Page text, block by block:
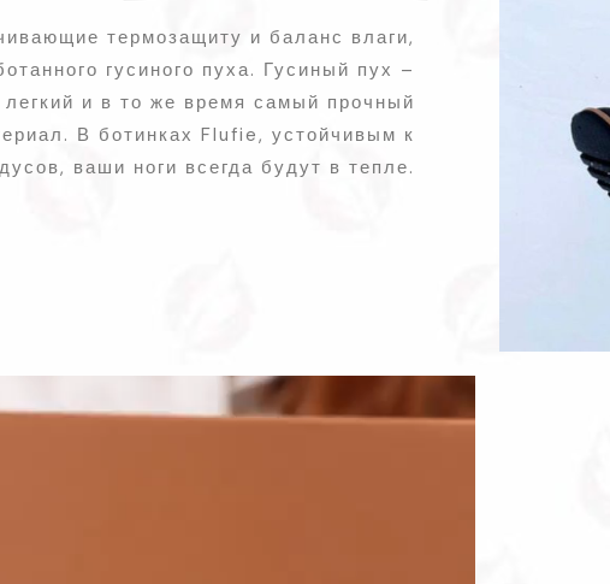
термозащиту и баланс влаги,
гусиного пуха. Гусиный пух –
и в то же время самый прочный
В ботинках Flufie, устойчивым к
ваши ноги всегда будут в тепле.